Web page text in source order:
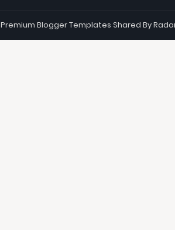
Premium Blogger Templates Shared By